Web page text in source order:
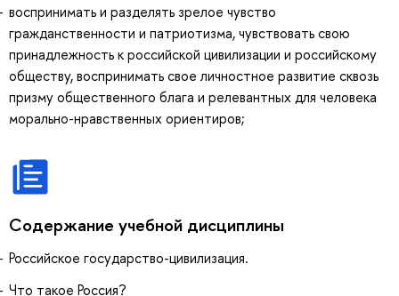
воспринимать и разделять зрелое чувство
гражданственности и патриотизма, чувствовать свою
принадлежность к российской цивилизации и российскому
обществу, воспринимать свое личностное развитие сквозь
призму общественного блага и релевантных для человека
морально-нравственных ориентиров;
Содержание учебной дисциплины
Российское государство-цивилизация.
Что такое Россия?